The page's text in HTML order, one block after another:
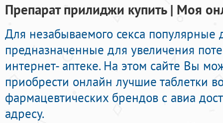
Препарат прилиджи купить | Моя
Для незабываемого секса популярные
предназначенные для увеличения
интернет- аптеке. На этом сайте Вы
приобрести онлайн лучшие таблетки
фармацевтических брендов с авиа
адресу.